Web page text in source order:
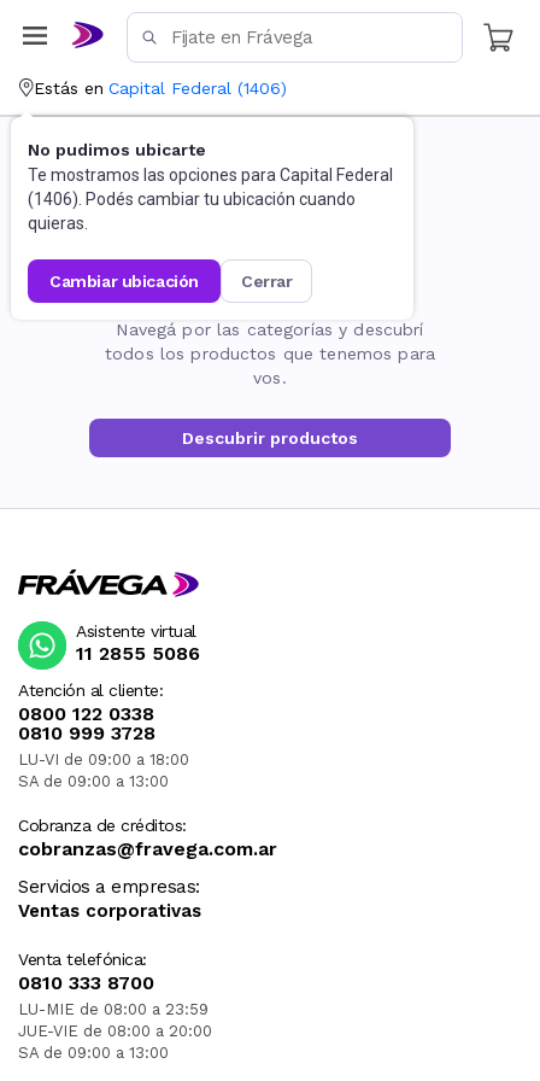
Estás en Capital Federal (1406)
No pudimos ubicarte
Te mostramos las opciones para Capital Federal
(1406). Podés cambiar tu ubicación cuando
quieras.
cambiar ubicación cerrar
La página no existe
Navegá por las categorías y descubrí
todos los productos que tenemos para
vos.
Descubrir productos
Atención al cliente:
0800 122 0338
0810 999 3728
LU-VI de 09:00 a 18:00
SA de 09:00 a 13:00
Cobranza de créditos:
cobranzas@fravega.com.ar
Servicios a empresas:
Ventas corporativas
Venta telefónica:
0810 333 8700
LU-MIE de 08:00 a 23:59
JUE-VIE de 08:00 a 20:00
SA de 09:00 a 13:00
Asistente virtual
11 2855 5086